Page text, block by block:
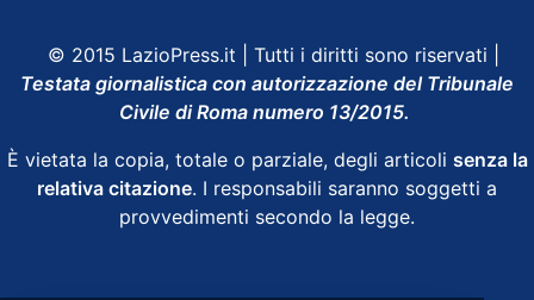
© 2015 LazioPress.it | Tutti i diritti sono riservati |
Testata giornalistica con autorizzazione del Tribunale
Civile di Roma numero 13/2015.
È vietata la copia, totale o parziale, degli articoli senza la
relativa citazione. I responsabili saranno soggetti a
provvedimenti secondo la legge.